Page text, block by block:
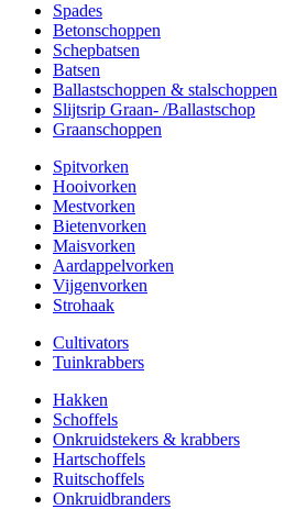
Spades
Betonschoppen
Schepbatsen
Batsen
Ballastschoppen & stalschoppen
Slijtsrip Graan- /Ballastschop
Graanschoppen
Spitvorken
Hooivorken
Mestvorken
Bietenvorken
Maisvorken
Aardappelvorken
Vijgenvorken
Strohaak
Cultivators
Tuinkrabbers
Hakken
Schoffels
Onkruidstekers & krabbers
Hartschoffels
Ruitschoffels
Onkruidbranders